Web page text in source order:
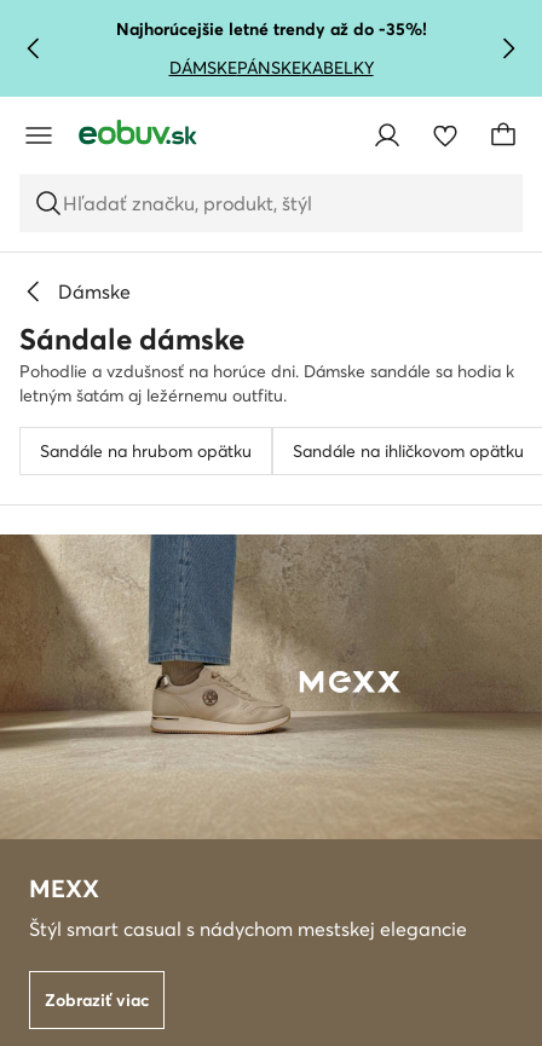
PREJSŤ NA HLAVNÝ OBSAH
PREJSŤ NA VYHĽADÁVANIE
Najhorúcejšie letné trendy až do -35%!
DÁMSKEPÁNSKEKABELKY
Hľadať značku, produkt, štýl
Dámske
Sándale dámske
Pohodlie a vzdušnosť na horúce dni. Dámske sandále sa hodia k
letným šatám aj ležérnemu outfitu.
Sandále na hrubom opätku Sandále na ihličkovom opätku
MEXX
Štýl smart casual s nádychom mestskej elegancie
Zobraziť viac